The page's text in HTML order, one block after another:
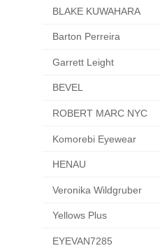
BLAKE KUWAHARA
Barton Perreira
Garrett Leight
BEVEL
ROBERT MARC NYC
Komorebi Eyewear
HENAU
Veronika Wildgruber
Yellows Plus
EYEVAN7285